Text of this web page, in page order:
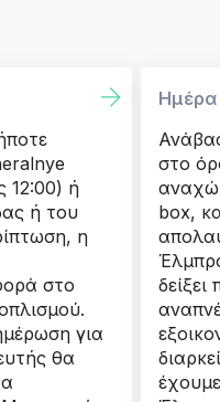
12:00) ή
ή του
η
στο
για
θα
στο
box,